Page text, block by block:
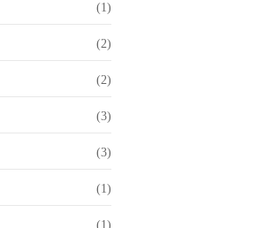
(1)
(2)
(2)
(3)
(3)
(1)
(1)